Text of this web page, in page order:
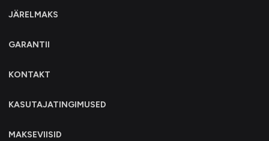
JÄRELMAKS
GARANTII
KONTAKT
KASUTAJATINGIMUSED
MAKSEVIISID